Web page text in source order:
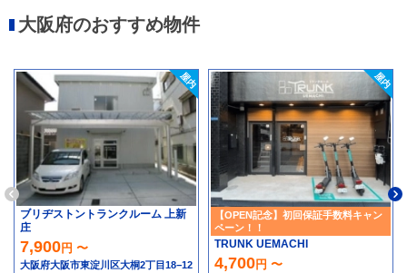
大阪府のおすすめ物件
ブリヂストントランクルーム 上新
庄
7,900円 〜
大阪府大阪市東淀川区大桐2丁目18−12
【OPEN記念】初回保証手数料キャン
ペーン！！
TRUNK UEMACHI
4,700円 〜